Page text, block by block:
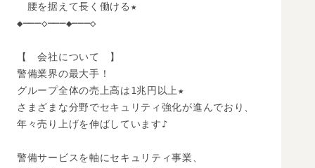
腰を据えて長く働ける★
◆───◇───◆───◇
【　会社について　】
警備業界の最大手！
グループ全体の売上高は1兆円以上★
さまざまな分野でセキュリティ強化が進んでおり、
年々売り上げを伸ばしています♪
警備サービスを軸にセキュリティ事業、